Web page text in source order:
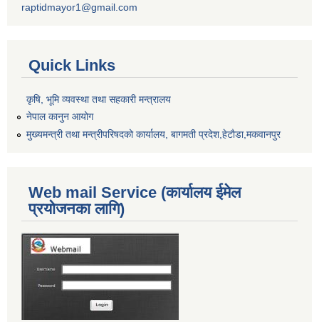
raptidmayor1@gmail.com
Quick Links
कृषि, भूमि व्यवस्था तथा सहकारी मन्त्रालय
नेपाल कानुन आयोग
मुख्यमन्त्री तथा मन्त्रीपरिषदको कार्यालय, बागमती प्रदेश,हेटाैडा,मकवानपुर
Web mail Service (कार्यालय ईमेल
प्रयोजनका लागि)